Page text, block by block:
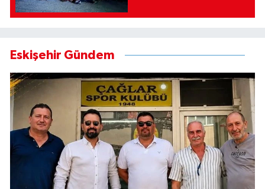
Eskişehir Gündem